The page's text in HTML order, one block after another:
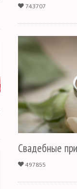
743707
Свадебные
497855